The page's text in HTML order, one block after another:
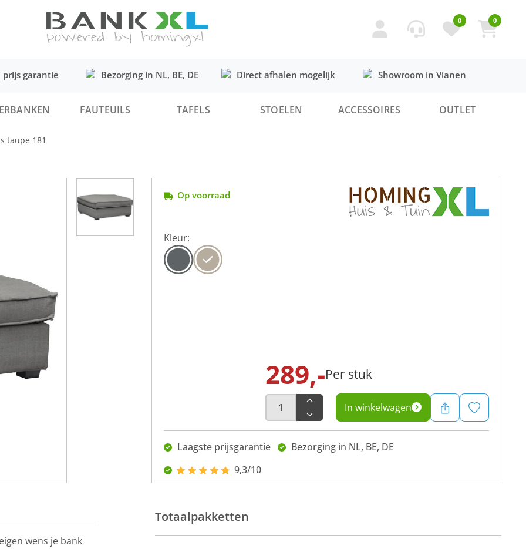
0 0
prijs garantie Bezorging in NL, BE, DE Direct afhalen mogelijk Showroom in Vianen
FAUTEUILS TAFELS STOELEN ACCESSOIRES OUTLET
taupe 181
Op voorraad
Kleur:
289,-Per stuk
In winkelwagen
Laagste prijsgarantie
Bezorging in NL, BE, DE
9,3/10
wens je bank
Totaalpakketten